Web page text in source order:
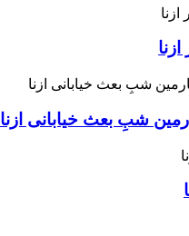
شبِ بعث خیابانی ازنا